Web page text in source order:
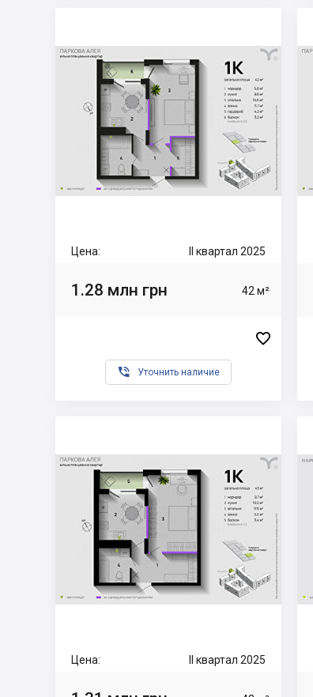
Цена: II квартал 2025
1.28 млн грн 42 м²

 Уточнить наличие
Цена: II квартал 2025